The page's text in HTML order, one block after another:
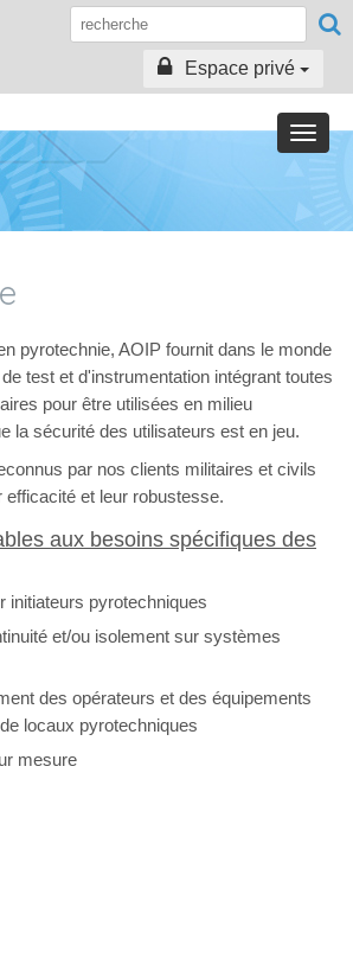
Espace privé
Toggle
pyrotechnie, AOIP fournit dans le monde
test et d'instrumentation intégrant toutes
pour être utilisées en milieu
la sécurité des utilisateurs est en jeu.
par nos clients militaires et civils
efficacité et leur robustesse.
aux besoins spécifiques des
initiateurs pyrotechniques
et/ou isolement sur systèmes
des opérateurs et des équipements
locaux pyrotechniques
mesure